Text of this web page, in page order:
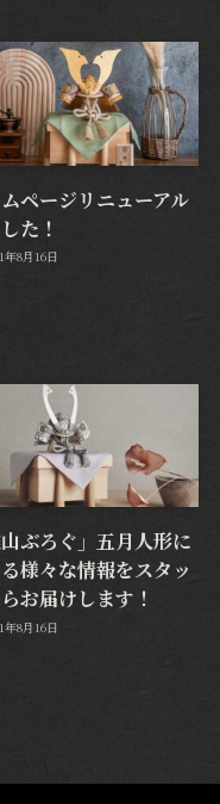
ページリニューアル
た！
年8月16日
山ぶろぐ」五月人形に
様々な情報をスタッ
お届けします！
年8月16日